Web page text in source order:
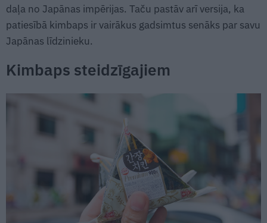
daļa no Japānas impērijas. Taču pastāv arī versija, ka
patiesībā kimbaps ir vairākus gadsimtus senāks par savu
Japānas līdzinieku.
Kimbaps steidzīgajiem